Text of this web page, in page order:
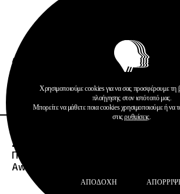
Ανακοινώσεις
Περισσότερα
Σημαντική Διάκριση του Κ.Ε.ΠΕ.Α.
Πάρκου Αντώνης Τρίτσης στα Education
Awards 2026
Χρησιμοποιούμε cookies για να σας προσφέρουμε τη
πλοήγησης στον ιστότοπό μας.
Μπορείτε να μάθετε ποια cookies χρησιμοποιούμε ή να
στιςρυθμίσεις.
ΑΠΟΔΟΧΉ